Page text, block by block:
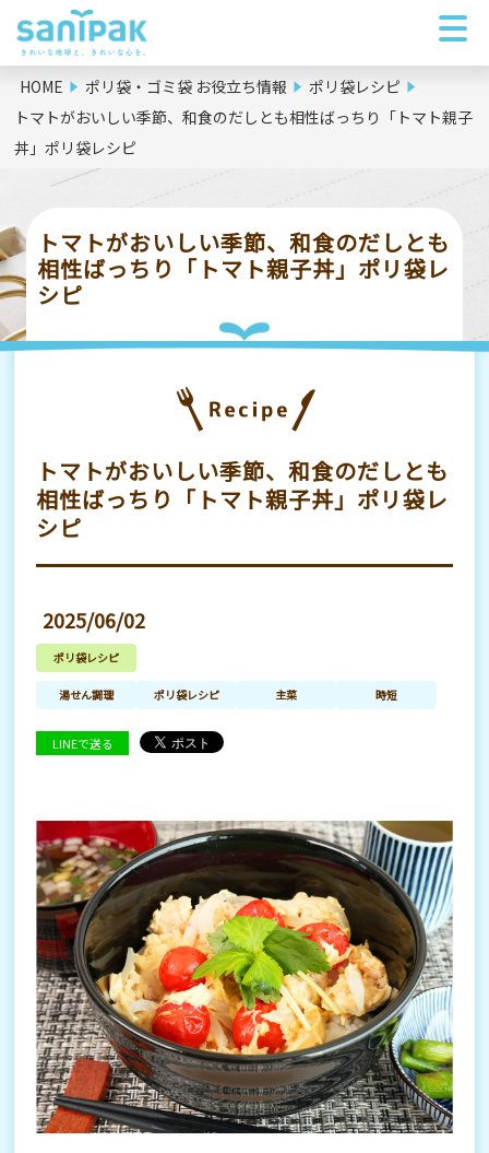
HOME ポリ袋・ゴミ袋 お役立ち情報
ポリ袋レシピ
トマトがおいしい季節、和食のだしとも相性ばっちり「トマト親子
丼」ポリ袋レシピ
トマトがおいしい季節、和食のだしとも
相性ばっちり「トマト親子丼」ポリ袋レ
シピ
トマトがおいしい季節、和食のだしとも
相性ばっちり「トマト親子丼」ポリ袋レ
シピ
2025/06/02
ポリ袋レシピ
湯せん調理 ポリ袋レシピ 主菜 時短
LINEで送る